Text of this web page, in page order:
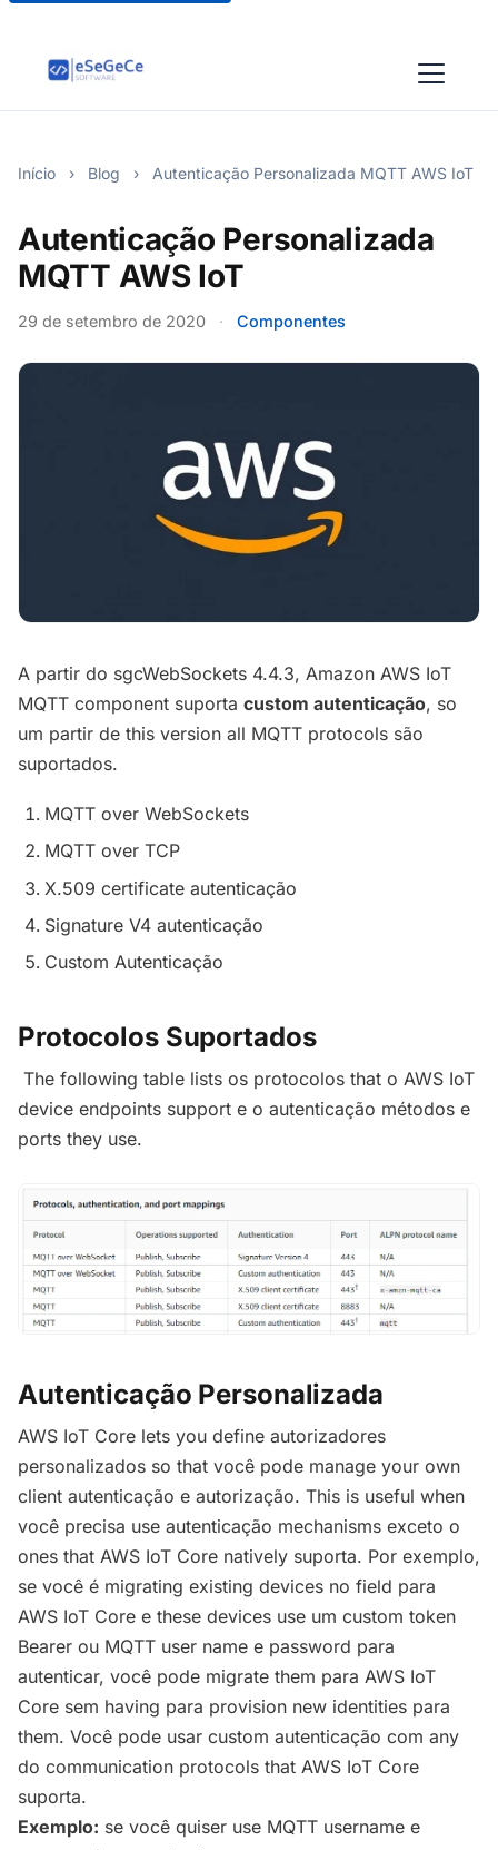
Início › Blog › Autenticação Personalizada MQTT AWS IoT
Autenticação Personalizada
MQTT AWS IoT
29 de setembro de 2020 · Componentes
A partir do sgcWebSockets 4.4.3, Amazon AWS IoT
MQTT component suporta custom autenticação, so
um partir de this version all MQTT protocols são
suportados.
MQTT over WebSockets
MQTT over TCP
X.509 certificate autenticação
Signature V4 autenticação
Custom Autenticação
Protocolos Suportados
The following table lists os protocolos that o AWS IoT
device endpoints support e o autenticação métodos e
ports they use.
Autenticação Personalizada
AWS IoT Core lets you define autorizadores
personalizados so that você pode manage your own
client autenticação e autorização. This is useful when
você precisa use autenticação mechanisms exceto o
ones that AWS IoT Core natively suporta. Por exemplo,
se você é migrating existing devices no field para
AWS IoT Core e these devices use um custom token
Bearer ou MQTT user name e password para
autenticar, você pode migrate them para AWS IoT
Core sem having para provision new identities para
them. Você pode usar custom autenticação com any
do communication protocols that AWS IoT Core
suporta.
Exemplo: se você quiser use MQTT username e